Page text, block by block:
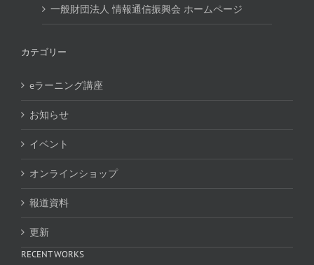
一般財団法人 情報通信振興会 ホームページ
カテゴリー
eラーニング講座
お知らせ
イベント
オンラインショップ
報道資料
更新
RECENT WORKS